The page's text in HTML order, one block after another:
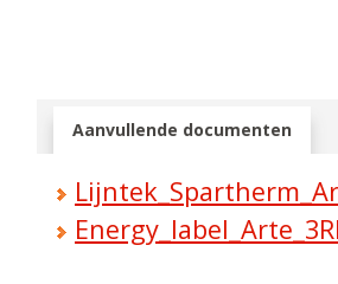
Aanvullende documenten